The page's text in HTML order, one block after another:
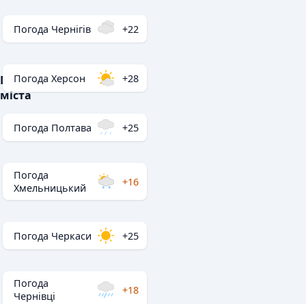
Популярні
міста
Погода Чернігів +22
Погода Херсон +28
Погода Полтава +25
Погода
Хмельницький
+16
Погода Черкаси +25
Погода
Чернівці
+18